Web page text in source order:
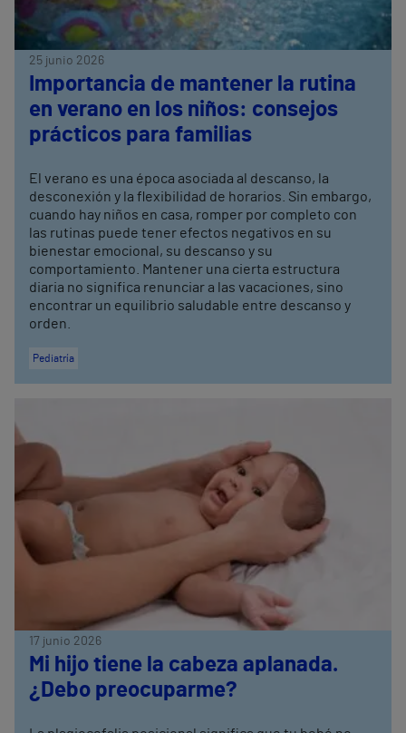
25 junio 2026
Importancia de mantener la rutina
en verano en los niños: consejos
prácticos para familias
El verano es una época asociada al descanso, la
desconexión y la flexibilidad de horarios. Sin embargo,
cuando hay niños en casa, romper por completo con
las rutinas puede tener efectos negativos en su
bienestar emocional, su descanso y su
comportamiento. Mantener una cierta estructura
diaria no significa renunciar a las vacaciones, sino
encontrar un equilibrio saludable entre descanso y
orden.
Pediatría
17 junio 2026
Mi hijo tiene la cabeza aplanada.
¿Debo preocuparme?